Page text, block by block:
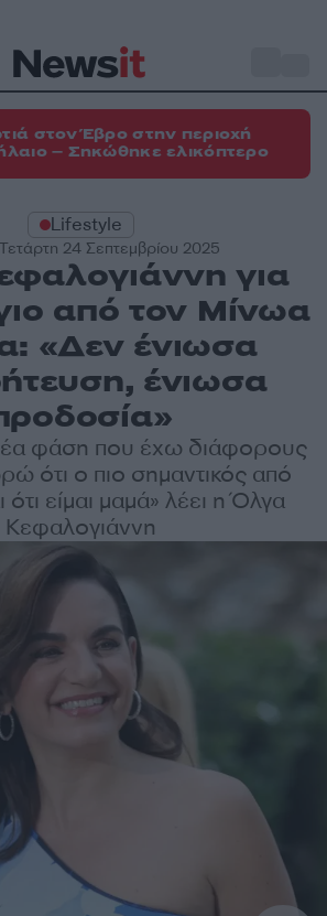
στον Έβρο στην περιοχή
– Σηκώθηκε ελικόπτερο
Lifestyle
Τετάρτη 24 Σεπτεμβρίου 2025
για
από τον Μίνωα
«Δεν ένιωσα
ένιωσα
φάση που έχω διάφορους
ότι ο πιο σημαντικός από
ότι είμαι μαμά» λέει η Όλγα
Κεφαλογιάννη